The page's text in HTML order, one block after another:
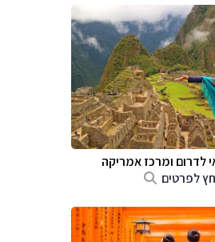
לדרום ומרכז אמריקה
לפרטים